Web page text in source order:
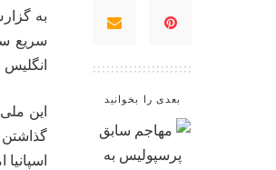
بعدی را بخوانید
به
سریع
انگلیس را
این